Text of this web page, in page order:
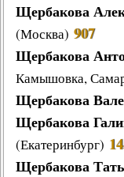
Щербакова
(Москва) 907
Щербакова
Камышовка,
Щербакова
Щербакова
(Екатеринбург)
Щербакова